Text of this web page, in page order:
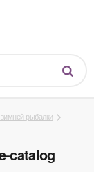
рыбалки
catalog